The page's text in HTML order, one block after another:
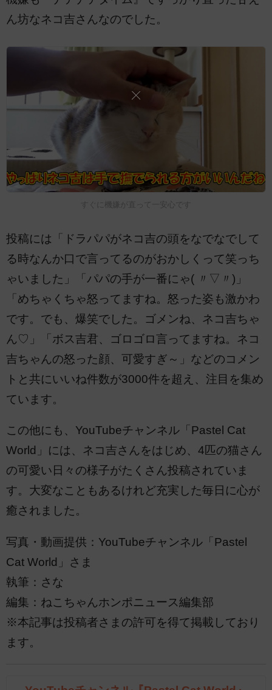
ん坊なネコ吉さんなのでした。
すぐに機嫌が直って一安心です
投稿には「ドラパパがネコ吉の頭をなでなでして
る時なんか口で言ってるのがおかしくって笑っち
ゃいました」「パパの手が一番にゃ( 〃▽〃)」
「めちゃくちゃ怒ってますね。怒った姿も激かわ
です。でも、爆笑でした。ゴメンね、ネコ吉ちゃ
ん♡」「ボス吉君、ゴロゴロ言ってますね。ネコ
吉ちゃんの怒った顔、可愛すぎ～」などのコメン
トと共にいいね件数が3000件を超え、注目を集め
ています。
この他にも、YouTubeチャンネル「Pastel Cat
World」には、ネコ吉さんをはじめ、4匹の猫さん
の可愛い日々の様子がたくさん投稿されていま
す。大変なこともあるけれど充実した毎日に心が
癒されました。
写真・動画提供：YouTubeチャンネル「Pastel
Cat World」さま
執筆：さな
編集：ねこちゃんホンポニュース編集部
※本記事は投稿者さまの許可を得て掲載しており
ます。